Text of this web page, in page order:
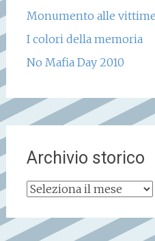
Monumento alle
I colori della memoria
No Mafia Day 2010
Archivio storico
Archivio